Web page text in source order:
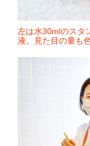
左は水30mlのスタ
液。見た目の量も